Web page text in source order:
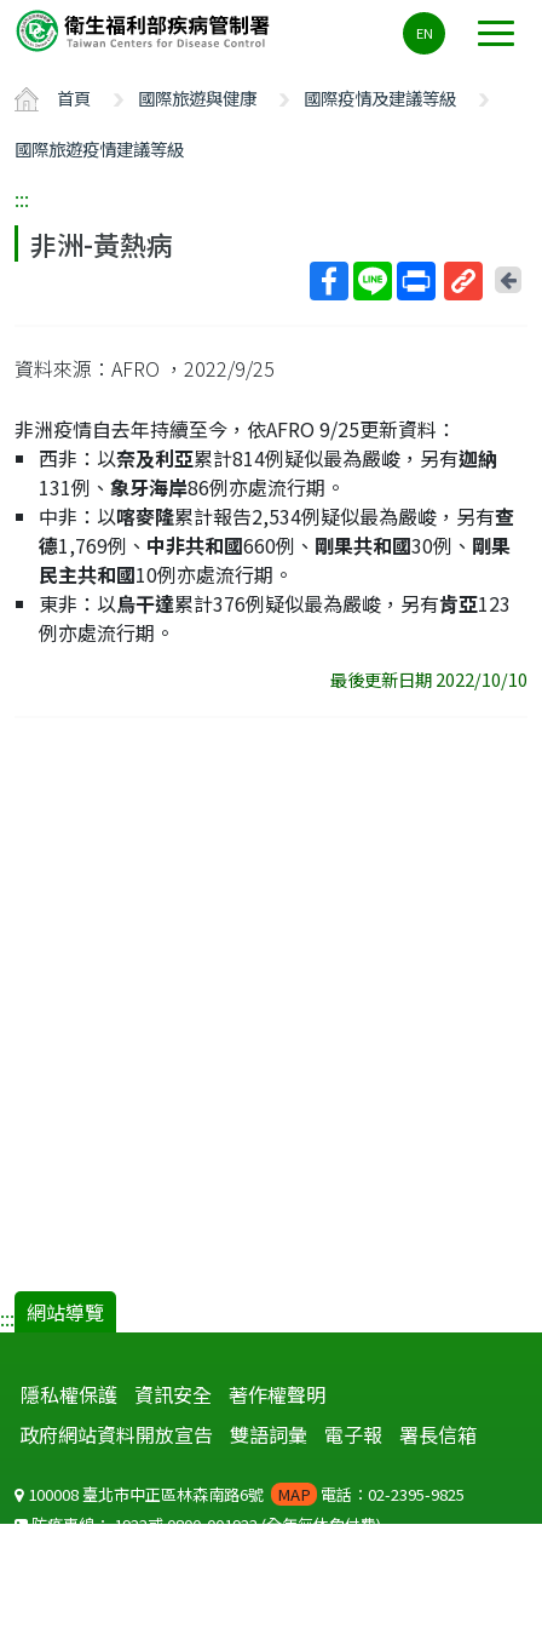
要
容
ALT+C
EN
首頁 國際旅遊與健康
國際疫情及建議等級
國際旅遊疫情建議等級
:::
非洲-黃熱病
址
回
資料來源：AFRO ，2022/9/25
非洲疫情自去年持續至今，依AFRO 9/25更新資料：
西非：以奈及利亞累計814例疑似最為嚴峻，另有迦納
131例、 象牙海岸86例亦處流行期。
中非：以喀麥隆累計報告2,534例疑似最為嚴峻，另有查
德1,769例、 中非共和國660例、 剛果共和國30例、 剛果
民主共和國10例亦處流行期。
東非：以烏干達累計376例疑似最為嚴峻，另有肯亞123
例亦處流行期。
最後更新日期 2022/10/10
::: 網站導覽
隱私權保護 資訊安全 著作權聲明
政府網站資料開放宣告
雙語詞彙 電子報 署長信箱
100008 臺北市中正區林森南路6號 MAP 電話：02-2395-9825
防疫專線：1922或0800-001922(全年無休免付費)